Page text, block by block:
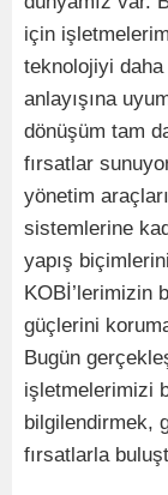
için
teknolojiyi
anlayışına
dönüşüm tam
fırsatlar
yönetim
sistemlerine
yapış
KOBİ’lerimizin
güçlerini
Bugün
işletmelerimizi
bilgilendirmek,
fırsatlarla